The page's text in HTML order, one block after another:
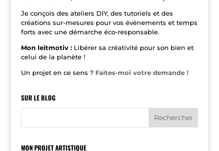
v
e
:
Je conçois des ateliers DIY, des tutoriels et des
créations sur-mesures pour vos évènements et temps
forts avec une démarche éco-responsable.
Mon leitmotiv : Libérer sa créativité pour son bien et
celui de la planète !
Un projet en ce sens ? Faites-moi votre demande !
SUR LE BLOG
MON PROJET ARTISTIQUE